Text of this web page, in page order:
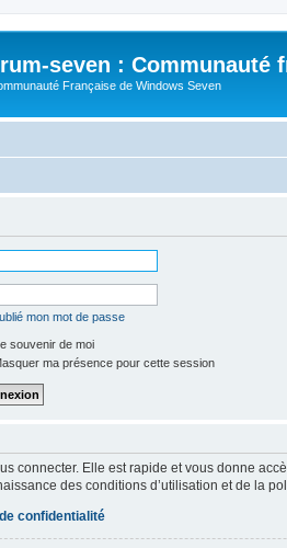
seven : Communauté
Française de Windows Seven
mon mot de passe
souvenir de moi
ma présence pour cette session
connecter. Elle est rapide et vous donne
des conditions d’utilisation et de la
confidentialité